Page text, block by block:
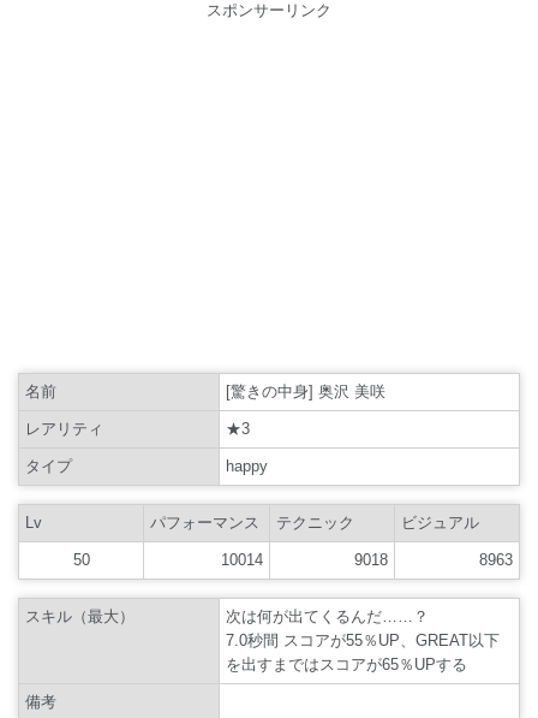
スポンサーリンク
名前 [驚きの中身] 奥沢 美咲
レアリティ ★3
タイプ happy
Lv パフォーマンス テクニック ビジュアル
50 10014 9018 8963
スキル（最大）
次は何が出てくるんだ……？
7.0秒間 スコアが55％UP、GREAT以下
を出すまではスコアが65％UPする
備考